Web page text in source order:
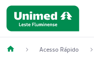
Acesso Rápido